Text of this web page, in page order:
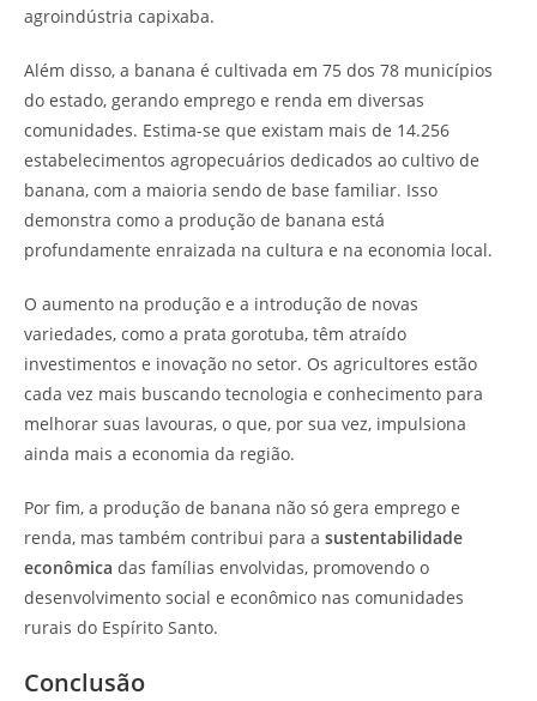
agroindústria capixaba.
Além disso, a banana é cultivada em 75 dos 78 municípios
do estado, gerando emprego e renda em diversas
comunidades. Estima-se que existam mais de 14.256
estabelecimentos agropecuários dedicados ao cultivo de
banana, com a maioria sendo de base familiar. Isso
demonstra como a produção de banana está
profundamente enraizada na cultura e na economia local.
O aumento na produção e a introdução de novas
variedades, como a prata gorotuba, têm atraído
investimentos e inovação no setor. Os agricultores estão
cada vez mais buscando tecnologia e conhecimento para
melhorar suas lavouras, o que, por sua vez, impulsiona
ainda mais a economia da região.
Por fim, a produção de banana não só gera emprego e
renda, mas também contribui para a sustentabilidade
econômica das famílias envolvidas, promovendo o
desenvolvimento social e econômico nas comunidades
rurais do Espírito Santo.
Conclusão